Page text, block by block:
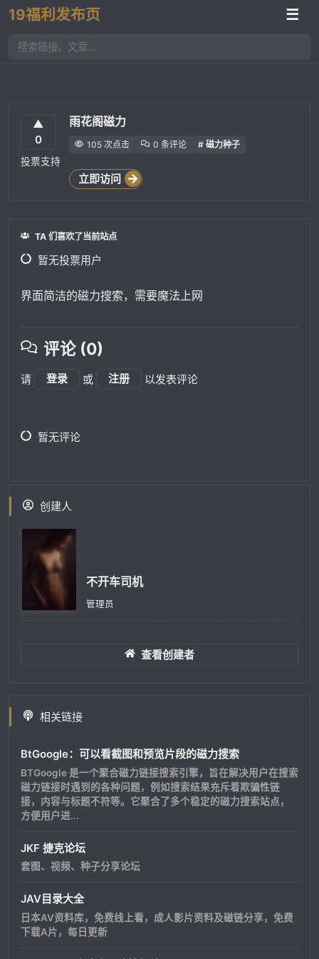
19福利发布页 ☰
▲
0
投票支持
雨花阁磁力
105 次点击 0 条评论 # 磁力种子
立即访问
TA 们喜欢了当前站点
暂无投票用户
界面简洁的磁力搜索，需要魔法上网
评论 (0)
请 登录 或 注册 以发表评论
暂无评论
创建人
不开车司机
管理员
查看创建者
相关链接
BtGoogle：可以看截图和预览片段的磁力搜索
BTGoogle 是一个聚合磁力链接搜索引擎，旨在解决用户在搜索
磁力链接时遇到的各种问题，例如搜索结果充斥着欺骗性链
接，内容与标题不符等。它聚合了多个稳定的磁力搜索站点，
方便用户进...
JKF 捷克论坛
套图、视频、种子分享论坛
JAV目录大全
日本AV资料库，免费线上看，成人影片资料及磁链分享，免费
下载A片，每日更新